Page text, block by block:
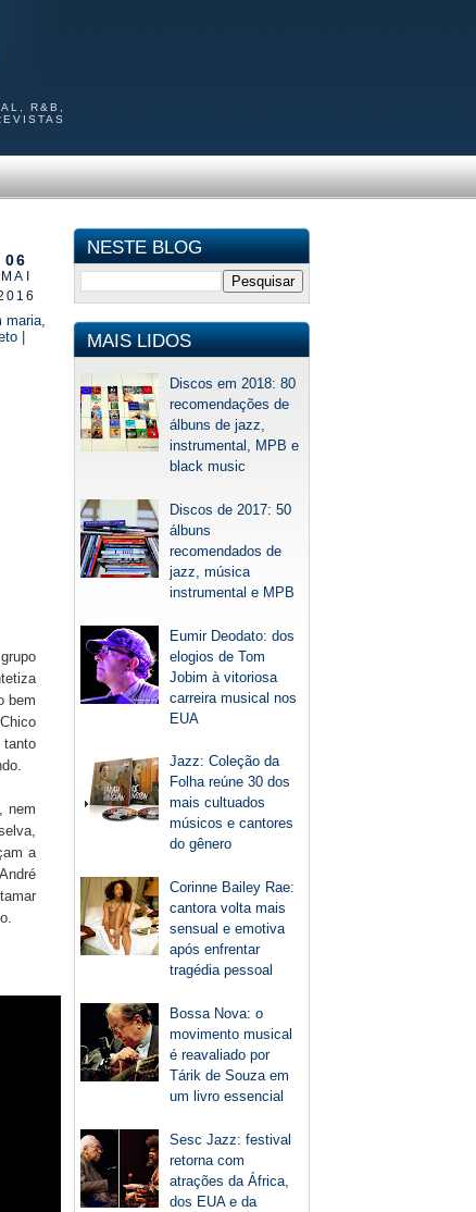
R&B,
06
MAI
maria,
bem
nem
a
NESTE BLOG
MAIS LIDOS
Discos em 2018: 80
recomendações de
álbuns de jazz,
instrumental, MPB e
black music
Discos de 2017: 50
álbuns
recomendados de
jazz, música
instrumental e MPB
Eumir Deodato: dos
elogios de Tom
Jobim à vitoriosa
carreira musical nos
EUA
Jazz: Coleção da
Folha reúne 30 dos
mais cultuados
músicos e cantores
do gênero
Corinne Bailey Rae:
cantora volta mais
sensual e emotiva
após enfrentar
tragédia pessoal
Bossa Nova: o
movimento musical
é reavaliado por
Tárik de Souza em
um livro essencial
Sesc Jazz: festival
retorna com
atrações da África,
dos EUA e da